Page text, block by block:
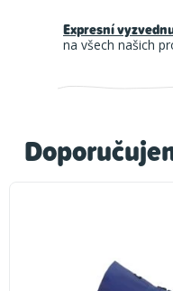
Expresní
na všech našich